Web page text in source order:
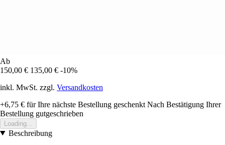
Ab
150,00 € 135,00 € -10%
inkl. MwSt. zzgl. Versandkosten
+6,75 € für Ihre nächste Bestellung geschenkt Nach Bestätigung Ihrer
Bestellung gutgeschrieben
Loading...
Beschreibung